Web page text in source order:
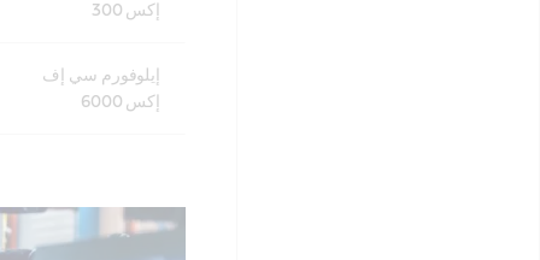
إكس 300
إيلوفورم سي إف
إكس 6000